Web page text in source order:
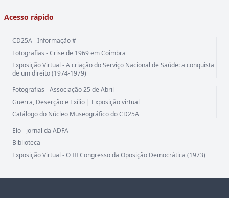
Acesso rápido
CD25A - Informação #
Fotografias - Crise de 1969 em Coimbra
Exposição Virtual - A criação do Serviço Nacional de Saúde: a conquista
de um direito (1974-1979)
Fotografias - Associação 25 de Abril
Guerra, Deserção e Exílio | Exposição virtual
Catálogo do Núcleo Museográfico do CD25A
Elo - jornal da ADFA
Biblioteca
Exposição Virtual - O III Congresso da Oposição Democrática (1973)